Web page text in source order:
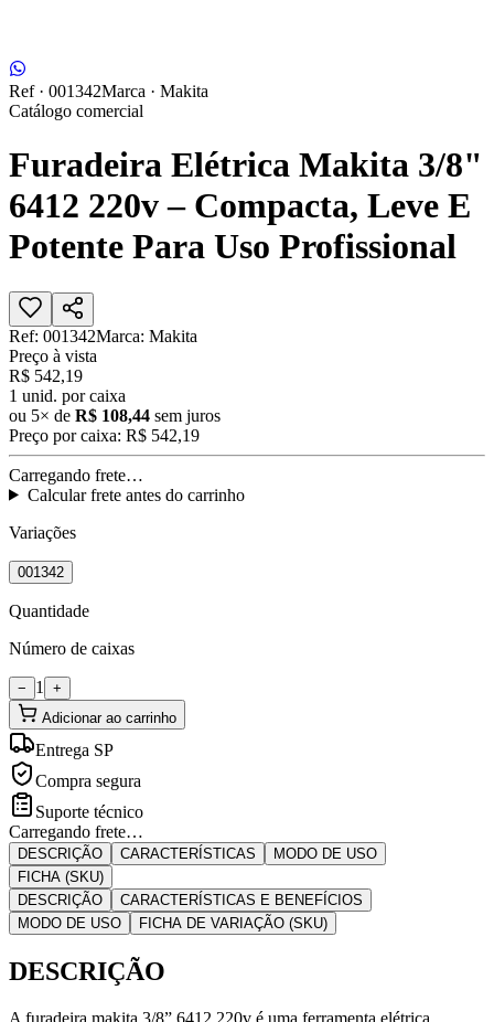
Ref · 001342Marca · Makita
Catálogo comercial
Furadeira Elétrica Makita 3/8"
6412 220v – Compacta, Leve E
Potente Para Uso Profissional
Ref: 001342Marca: Makita
Preço à vista
R$ 542,19
1 unid. por caixa
ou 5× de R$ 108,44 sem juros
Preço por caixa: R$ 542,19
Carregando frete…
Calcular frete antes do carrinho
Variações
001342
Quantidade
Número de caixas
− 1
+
Adicionar ao carrinho
Entrega SP
Compra segura
Suporte técnico
Carregando frete…
DESCRIÇÃO CARACTERÍSTICAS
MODO DE USO
FICHA (SKU)
DESCRIÇÃO
CARACTERÍSTICAS E BENEFÍCIOS
MODO DE USO
FICHA DE VARIAÇÃO (SKU)
DESCRIÇÃO
A furadeira makita 3/8” 6412 220v é uma ferramenta elétrica